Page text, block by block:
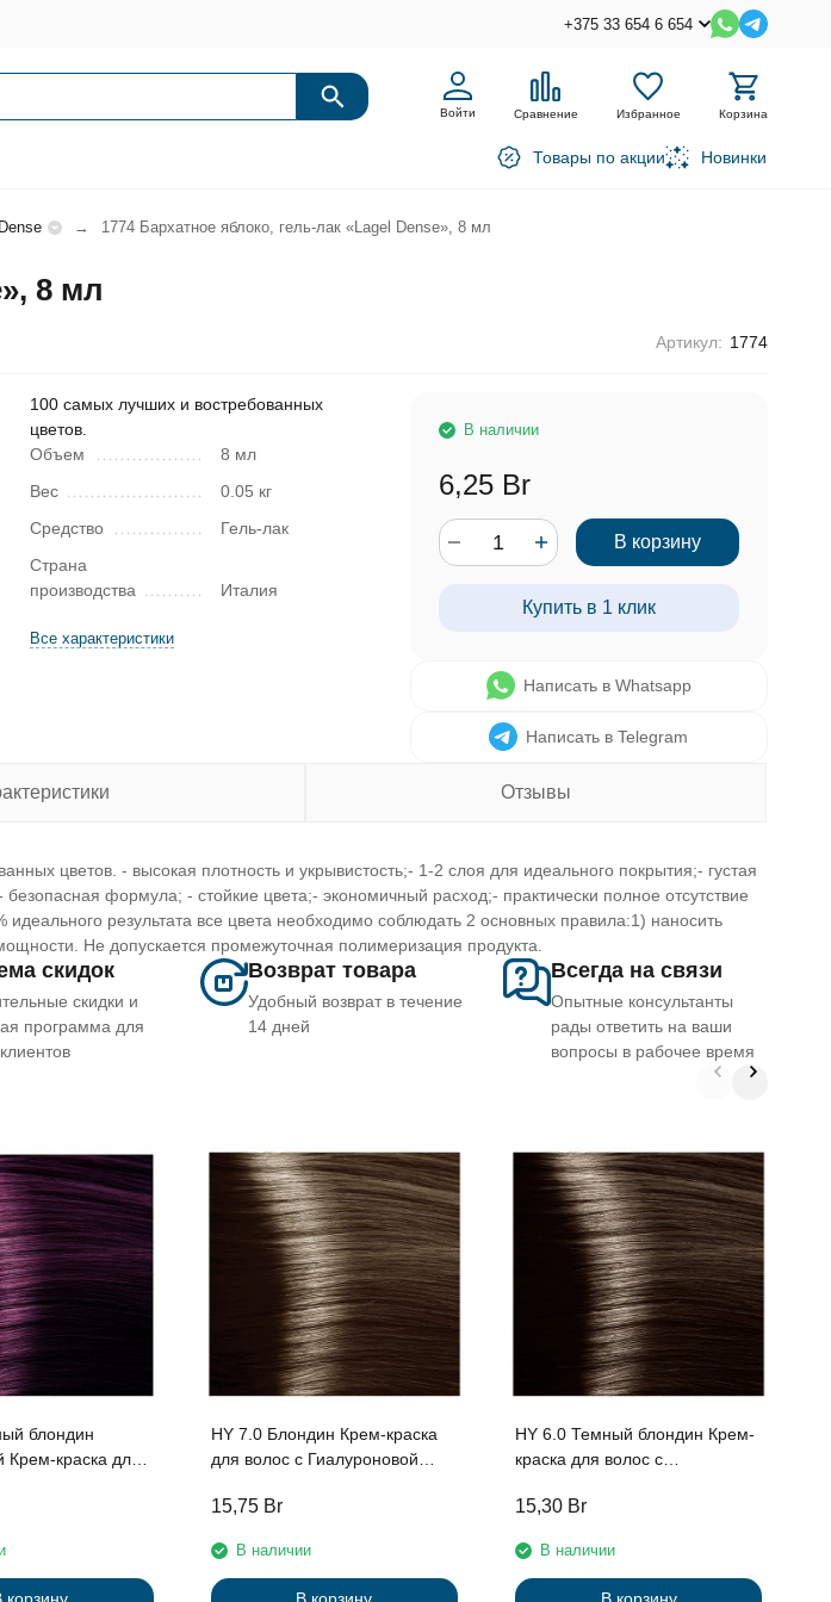
+375 33 654 6 654
Войти Сравнение Избранное Корзина
Товары по акции Новинки
1774 Бархатное яблоко, гель-лак «Lagel Dense», 8 мл
8 мл
Артикул: 1774
100 самых лучших и востребованных
цветов.
Объем
8 мл
Вес
0.05 кг
Средство
Гель-лак
Страна
производства
Италия
Все характеристики
В наличии
6,25 Br
В корзину
Купить в 1 клик
Написать в Whatsapp
Написать в Telegram
Отзывы
цветов. - высокая плотность и укрывистость;- 1-2 слоя для идеального покрытия;- густая
формула; - стойкие цвета;- экономичный расход;- практически полное отсутствие
результата все цвета необходимо соблюдать 2 основных правила:1) наносить
Не допускается промежуточная полимеризация продукта.
скидок
скидки и
программа для
Возврат товара
Удобный возврат в течение
14 дней
Всегда на связи
Опытные консультанты
рады ответить на ваши
вопросы в рабочее время
блондин
Крем-краска для
“Hyaluronic
HY 7.0 Блондин Крем-краска
для волос с Гиалуроновой
acid”, 100мл
15,75 Br
В наличии
HY 6.0 Темный блондин Крем-
краска для волос с
“Hyaluronic acid”, 100мл
15,30 Br
В наличии